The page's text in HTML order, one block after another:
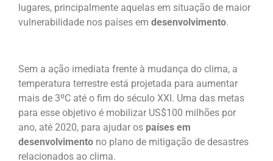
lugares, principalmente aquelas em situação de maior
vulnerabilidade nos países em desenvolvimento.
Sem a ação imediata frente à mudança do clima, a
temperatura terrestre está projetada para aumentar
mais de 3ºC até o fim do século XXI. Uma das metas
para esse objetivo é mobilizar US$100 milhões por
ano, até 2020, para ajudar os países em
desenvolvimento no plano de mitigação de desastres
relacionados ao clima.